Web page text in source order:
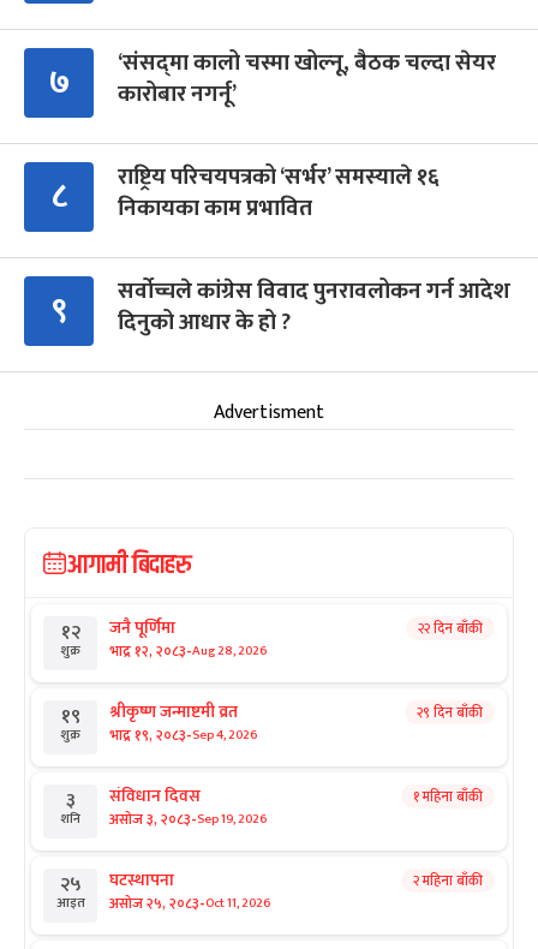
७
‘संसद्‍मा कालो चस्मा खोल्नू, बैठक चल्दा सेयर
कारोबार नगर्नू’
८
राष्ट्रिय परिचयपत्रको ‘सर्भर’ समस्याले १६
निकायका काम प्रभावित
९
सर्वोच्चले कांग्रेस विवाद पुनरावलोकन गर्न आदेश
दिनुको आधार के हो ?
Advertisment
आगामी बिदाहरु
१२
शुक्र
जनै पूर्णिमा
भाद्र १२, २०८३-Aug 28, 2026
२२ दिन बाँकी
१९
शुक्र
श्रीकृष्ण जन्माष्टमी व्रत
भाद्र १९, २०८३-Sep 4, 2026
२९ दिन बाँकी
३
शनि
संविधान दिवस
असोज ३, २०८३-Sep 19, 2026
१ महिना बाँकी
२५
आइत
घटस्थापना
असोज २५, २०८३-Oct 11, 2026
२ महिना बाँकी